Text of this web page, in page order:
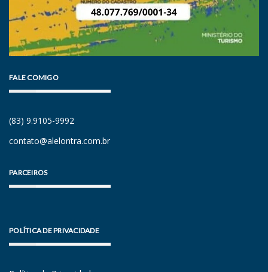
FALE COMIGO
(83) 9.9105-9992
contato@alelontra.com.br
PARCEIROS
POLÍTICA DE PRIVACIDADE